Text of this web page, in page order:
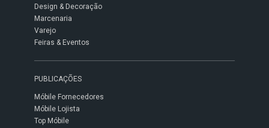
Design & Decoração
Marcenaria
Varejo
Feiras & Eventos
PUBLICAÇÕES
Móbile Fornecedores
Móbile Lojista
Top Móbile